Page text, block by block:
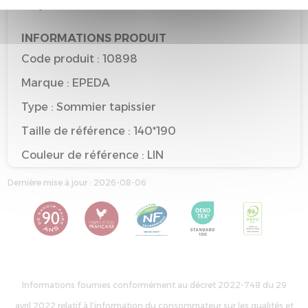
INFORMATIONS PRODUIT
Code produit : 10898
Marque : EPEDA
Type : Sommier tapissier
Taille de référence : 140*190
Couleur de référence : LIN
Dernière mise à jour : 2026-08-06
Informations fournies conformément au décret 2022-748 du 29
avril 2022 relatif à l'information du consommateur sur les qualités et